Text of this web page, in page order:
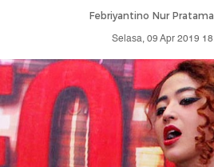
Febriyantino Nur
Selasa, 09 Apr 2019